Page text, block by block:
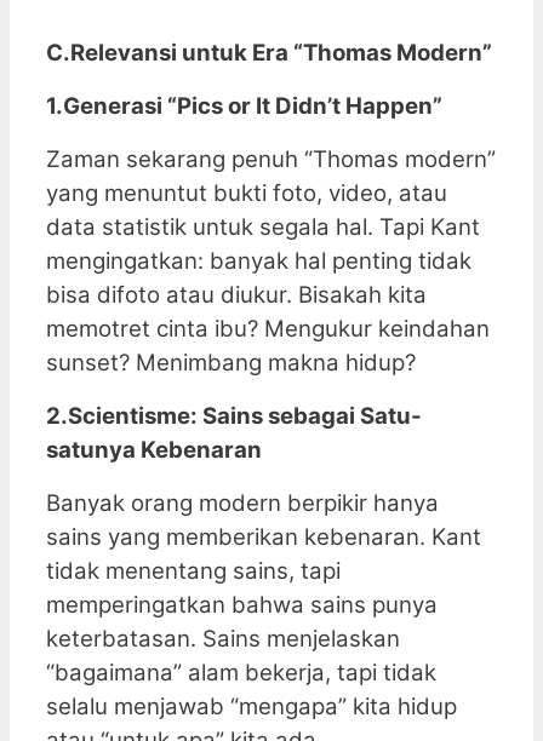
C.Relevansi untuk Era “Thomas Modern”
1.Generasi “Pics or It Didn’t Happen”
Zaman sekarang penuh “Thomas modern”
yang menuntut bukti foto, video, atau
data statistik untuk segala hal. Tapi Kant
mengingatkan: banyak hal penting tidak
bisa difoto atau diukur. Bisakah kita
memotret cinta ibu? Mengukur keindahan
sunset? Menimbang makna hidup?
2.Scientisme: Sains sebagai Satu-
satunya Kebenaran
Banyak orang modern berpikir hanya
sains yang memberikan kebenaran. Kant
tidak menentang sains, tapi
memperingatkan bahwa sains punya
keterbatasan. Sains menjelaskan
“bagaimana” alam bekerja, tapi tidak
selalu menjawab “mengapa” kita hidup